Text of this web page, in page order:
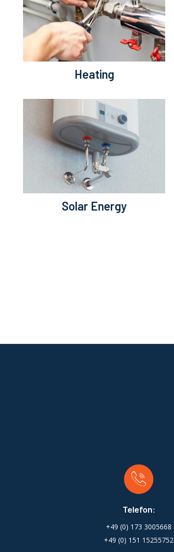
Heating
Solar Energy
Telefon:
+49 (0) 173 3005668
+49 (0) 151 15255752